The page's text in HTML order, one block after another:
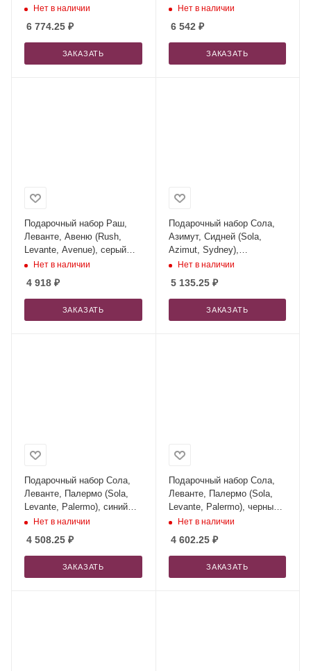
Ancor Plus), серый (чехол
ручка, внешний
аккумулятор)
Нет в наличии
6 774.25 ₽
ЗАКАЗАТЬ
Ancor Plus), синий (чехол
ручка, внешний
аккумулятор)
Нет в наличии
6 542 ₽
ЗАКАЗАТЬ
Подарочный набор Раш,
Леванте, Авеню (Rush,
Levante, Avenue), серый
(сумка, зонт, термокружка)
Нет в наличии
4 918 ₽
ЗАКАЗАТЬ
Подарочный набор Сола,
Азимут, Сидней (Sola,
Azimut, Sydney),
коричневый (сумка, зонт,
термокружка)
Нет в наличии
5 135.25₽
ЗАКАЗАТЬ
Подарочный набор Сола,
Леванте, Палермо (Sola,
Levante, Palermo), синий
(сумка, зонт, термокружка)
Нет в наличии
4 508.25 ₽
ЗАКАЗАТЬ
Подарочный набор Сола,
Леванте, Палермо (Sola,
Levante, Palermo), черный
(сумка, зонт, термокружка)
Нет в наличии
4 602.25₽
ЗАКАЗАТЬ